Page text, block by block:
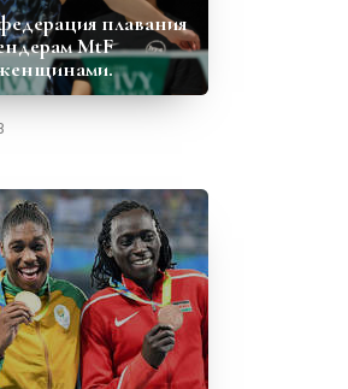
плавания
MtF